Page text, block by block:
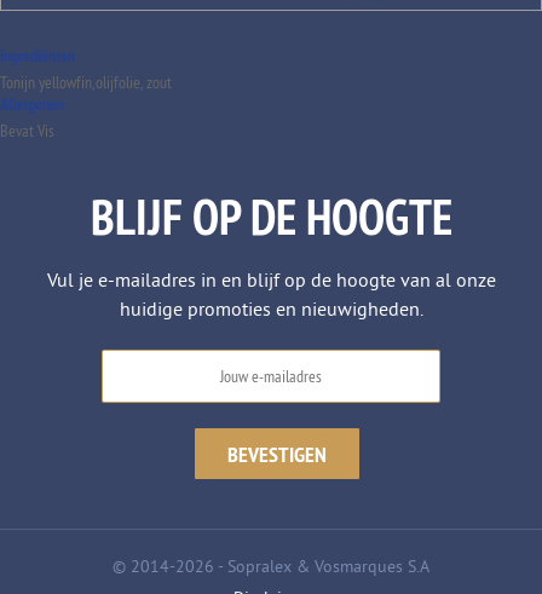
Ingrediënten
Tonijn yellowfin,olijfolie, zout
Allergenen
Bevat Vis
BLIJF OP DE HOOGTE
Vul je e-mailadres in en blijf op de hoogte van al onze
huidige promoties en nieuwigheden.
© 2014-2026 - Sopralex & Vosmarques S.A